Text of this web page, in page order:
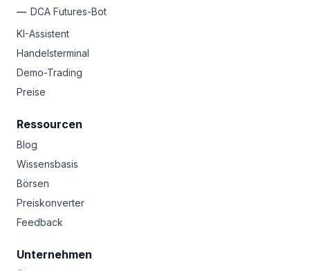
DCA Futures-Bot
KI-Assistent
Handelsterminal
Demo-Trading
Preise
Ressourcen
Blog
Wissensbasis
Börsen
Preiskonverter
Feedback
Unternehmen